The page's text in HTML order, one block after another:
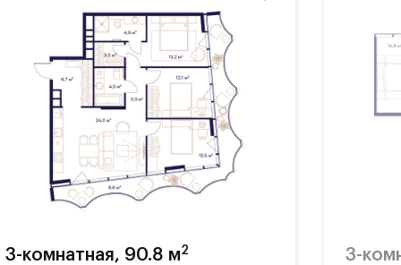
3-комнатная, 90.8 м2 3-